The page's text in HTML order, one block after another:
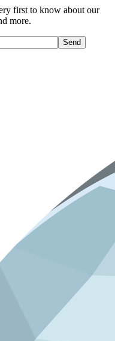
first to know about our
more.
Send